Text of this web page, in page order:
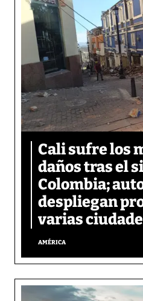
Cali sufre los
daños tras el
Colombia;
despliegan
varias
AMÉRICA